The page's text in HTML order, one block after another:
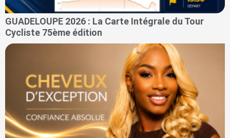
GUADELOUPE 2026 : La Carte Intégrale du Tour
Cycliste 75ème édition